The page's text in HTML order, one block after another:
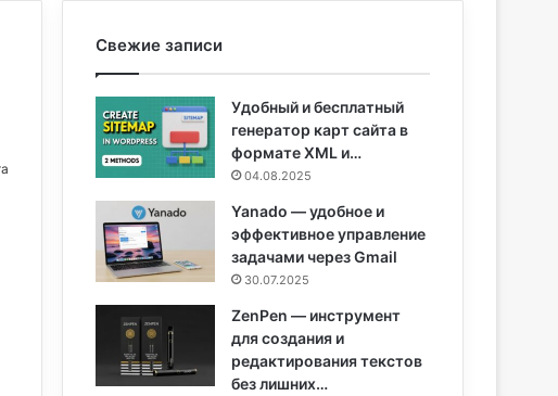
Свежие записи
Удобный и бесплатный
генератор карт сайта в
формате XML и…
04.08.2025
Yanado — удобное и
эффективное управление
задачами через Gmail
30.07.2025
ZenPen — инструмент
для создания и
редактирования текстов
без лишних…